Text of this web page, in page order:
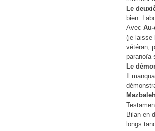
Le
bien.
Avec
(je laisse
vétéran,
paranoïa
Le
Il
Bilan en
longs